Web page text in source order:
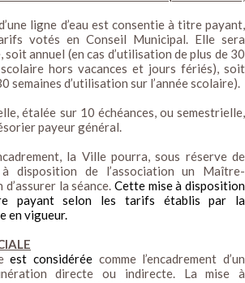
ligne d’eau est consentie à titre payant,
votés en Conseil Municipal. Elle sera
soit annuel (en cas d’utilisation de plus de 30
scolaire hors vacances et jours fériés), soit
semaines d’utilisation sur l’année scolaire).
étalée sur 10 échéances, ou semestrielle,
payeur général.
la Ville pourra, sous réserve de
disposition de l’association un Maître-
la séance. Cette mise à disposition
payant selon les tarifs établis par la
en vigueur.
est considérée comme l’encadrement d’un
directe ou indirecte. La mise à